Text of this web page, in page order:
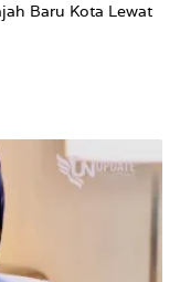
Baru Kota Lewat